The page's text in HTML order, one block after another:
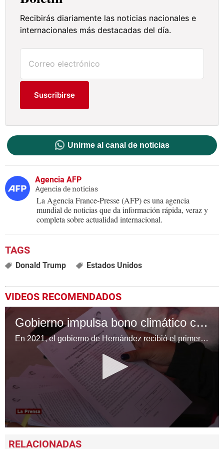
Recibirás diariamente las noticias nacionales e
internacionales más destacadas del día.
Suscribirse
Unirme al canal de noticias
Agencia AFP
Agencia de noticias
La Agencia France-Presse (AFP) es una agencia
mundial de noticias que da información rápida, veraz y
completa sobre actualidad internacional.
Donald Trump Estados Unidos
VIDEOS RECOMENDADOS
Gobierno impulsa bono climático con préstamo reactivado
En 2021, el gobierno de Hernández recibió el primer desembolso del préstamo del BCIE para el bono climático, luego fue congelado. Los L661 millones provienen de ese mismo préstamo reactivado
seconds
of